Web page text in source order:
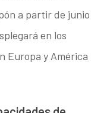
a partir de junio
en los
Europa y América